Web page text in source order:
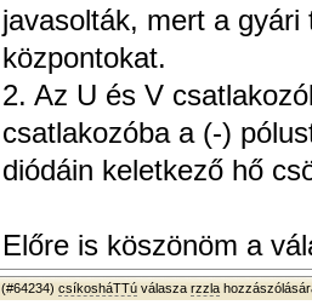
javasolták, mert a
központokat.
2. Az U és V
csatlakozóba a (-)
diódáin keletkező hő
Előre is köszönöm a
(#64234) csíkosháTTú válasza rzzla